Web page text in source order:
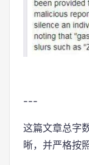
---
这篇文章总字
晰，并严格按